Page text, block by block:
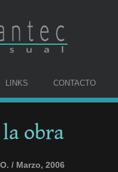
LINKS CONTACTO
obra
/ Marzo, 2006